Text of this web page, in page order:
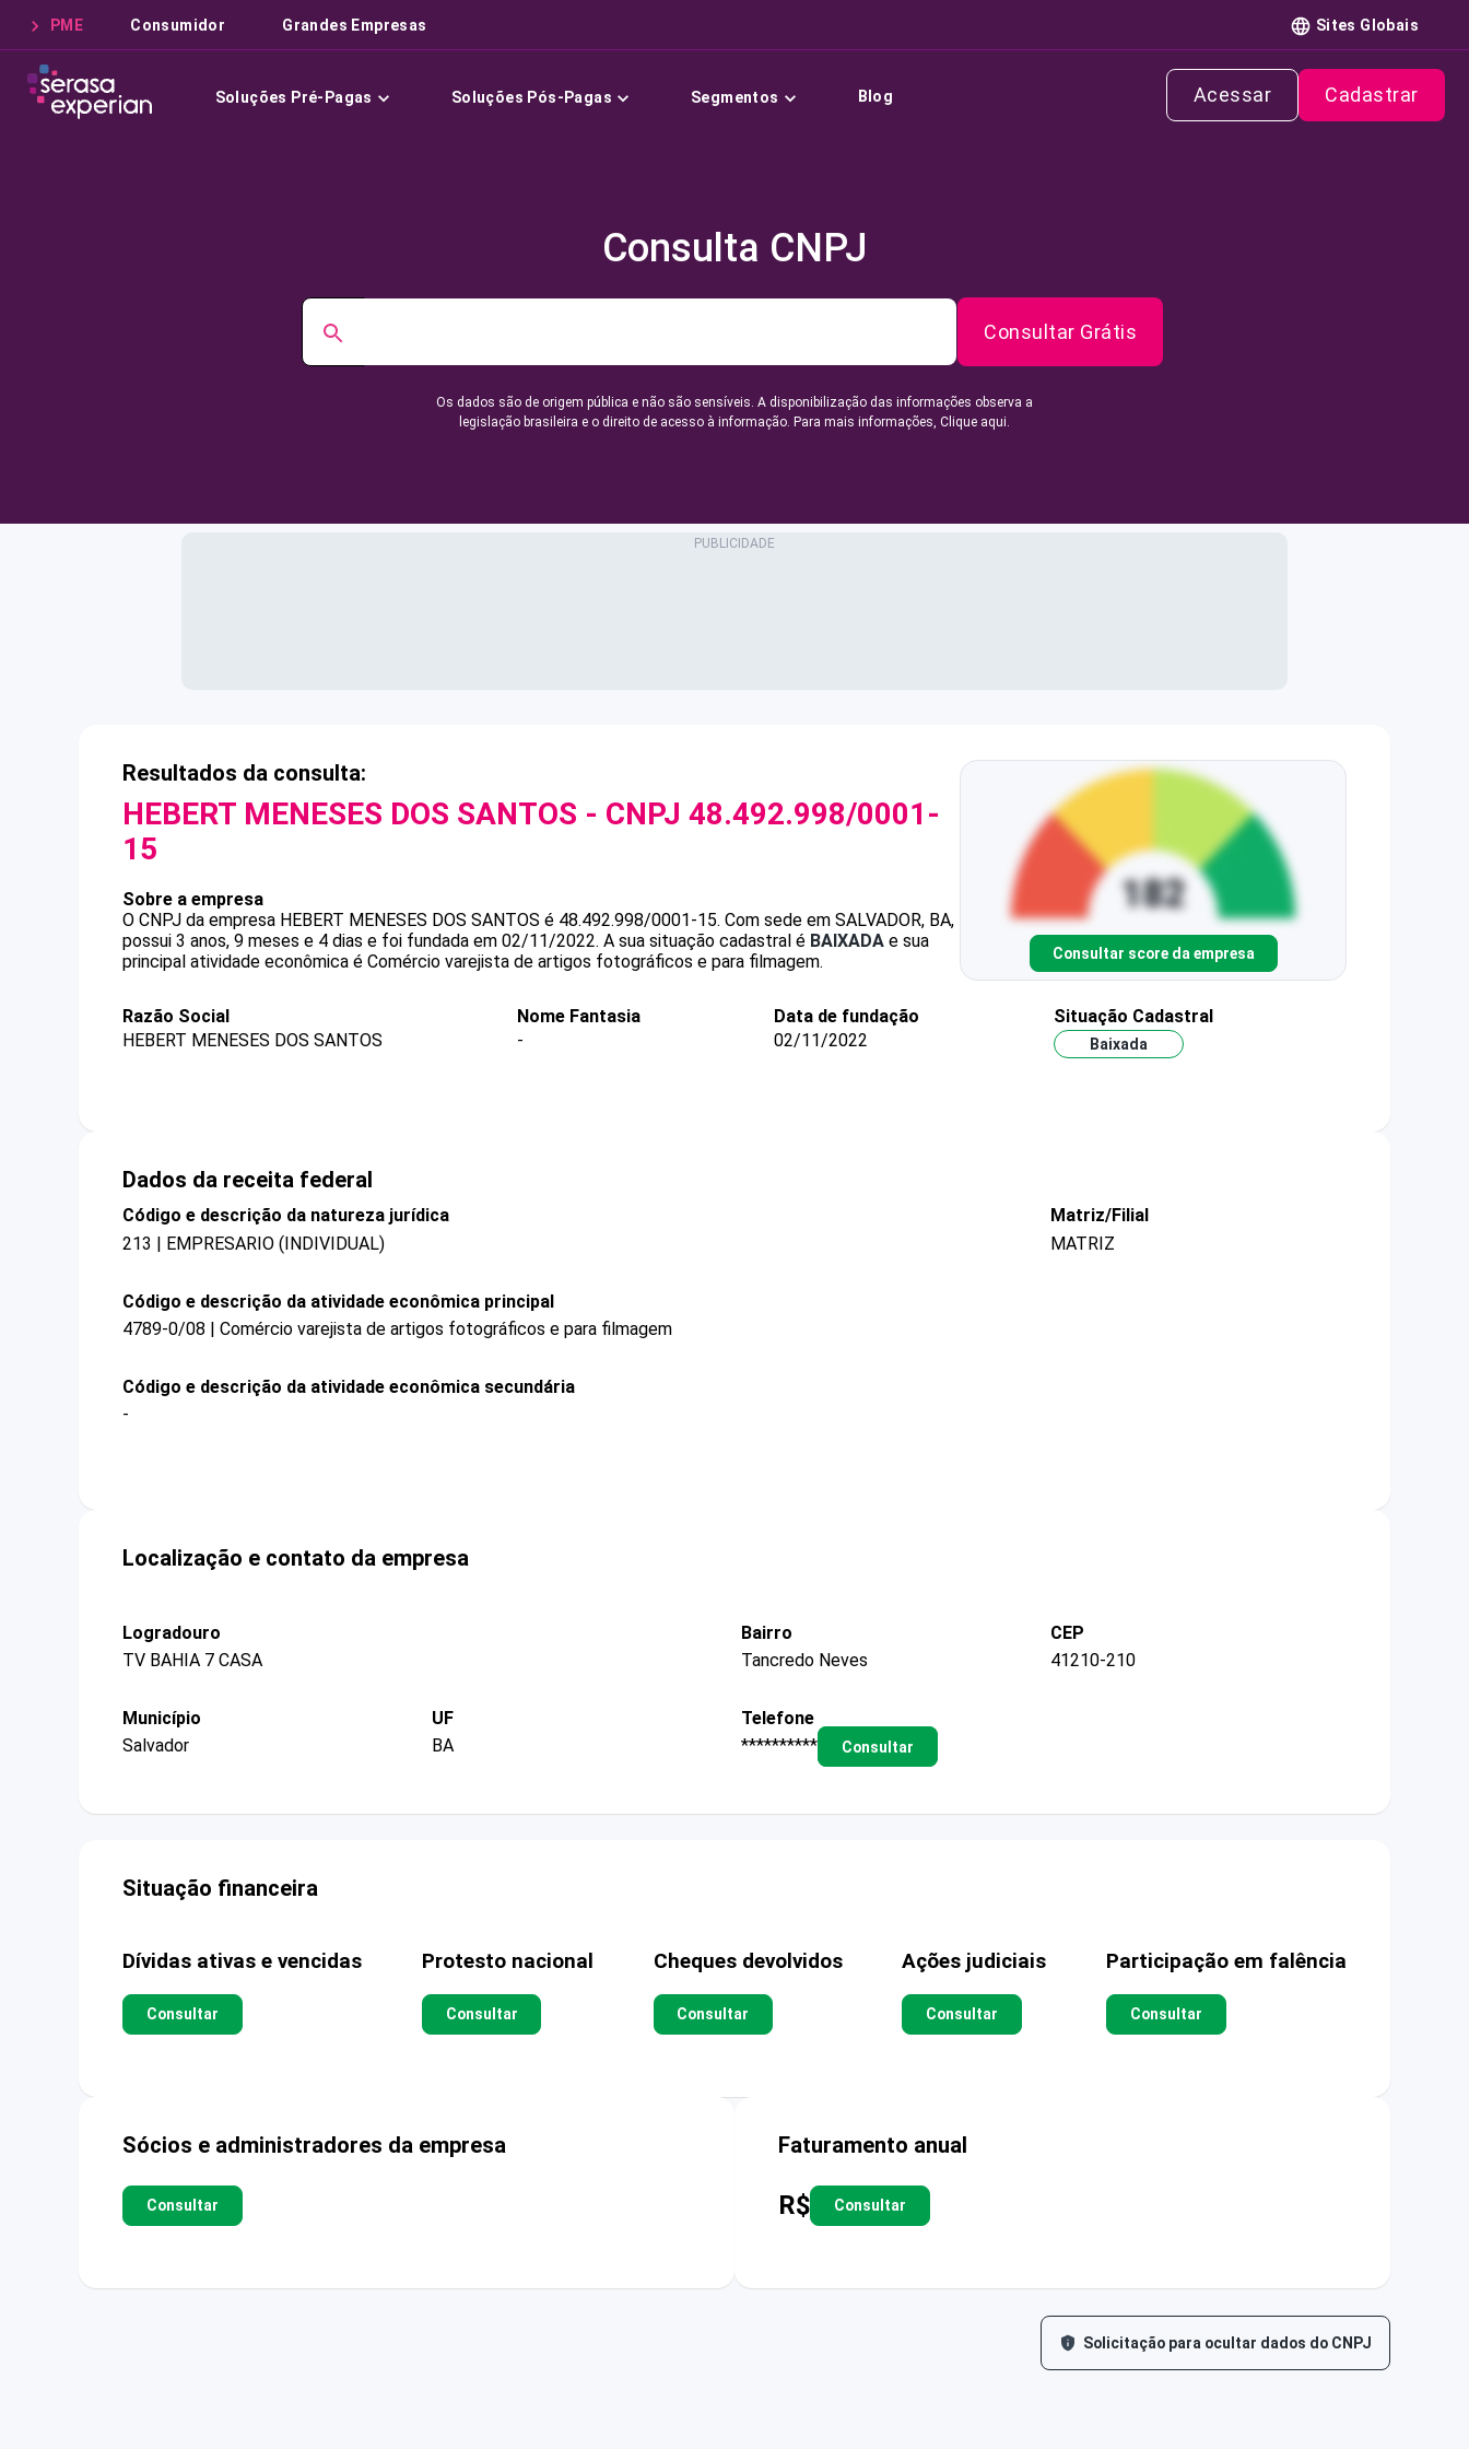
PME Consumidor Grandes Empresas Sites Globais
Soluções Pré-Pagas Soluções Pós-Pagas Segmentos Blog Acessar Cadastrar
Consulta CNPJ
Consultar Grátis
Os dados são de origem pública e não são sensíveis. A disponibilização das informações observa a
legislação brasileira e o direito de acesso à informação. Para mais informações, Clique aqui.
Resultados da consulta:
HEBERT MENESES DOS SANTOS - CNPJ 48.492.998/0001-
15
Sobre a empresa
O CNPJ da empresa HEBERT MENESES DOS SANTOS é 48.492.998/0001-15. Com sede em SALVADOR, BA,
possui 3 anos, 9 meses e 4 dias e foi fundada em 02/11/2022. A sua situação cadastral é BAIXADA e sua
principal atividade econômica é Comércio varejista de artigos fotográficos e para filmagem.
Consultar score da empresa
Razão Social
HEBERT MENESES DOS SANTOS
Nome Fantasia
-
Data de fundação
02/11/2022
Situação Cadastral
Baixada
Dados da receita federal
Código e descrição da natureza jurídica
213 | EMPRESARIO (INDIVIDUAL)
Matriz/Filial
MATRIZ
Código e descrição da atividade econômica principal
4789-0/08 | Comércio varejista de artigos fotográficos e para filmagem
Código e descrição da atividade econômica secundária
-
Localização e contato da empresa
Logradouro
TV BAHIA 7 CASA
Bairro
Tancredo Neves
CEP
41210-210
Município
Salvador
UF
BA
Telefone
**********
Consultar
Situação financeira
Dívidas ativas e vencidas
Consultar
Protesto nacional
Consultar
Cheques devolvidos
Consultar
Ações judiciais
Consultar
Participação em falência
Consultar
Sócios e administradores da empresa
Consultar
Faturamento anual
R$ Consultar
Solicitação para ocultar dados do CNPJ